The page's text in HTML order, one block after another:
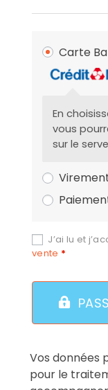
Carte
En
vous
sur le
J’ai lu et
vente *
Vos données
pour le